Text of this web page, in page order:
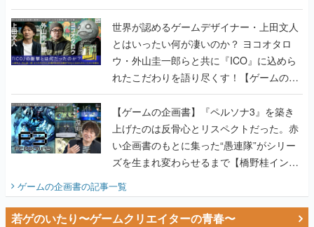
世界が認めるゲームデザイナー・上田文人
とはいったい何が凄いのか？ ヨコオタロ
ウ・外山圭一郎らと共に『ICO』に込めら
れたこだわりを語り尽くす！【ゲームの企
画書】
【ゲームの企画書】『ペルソナ3』を築き
上げたのは反骨心とリスペクトだった。赤
い企画書のもとに集った“愚連隊”がシリー
ズを生まれ変わらせるまで【橋野桂インタ
ビュー】
ゲームの企画書の記事一覧
若ゲのいたり〜ゲームクリエイターの青春〜